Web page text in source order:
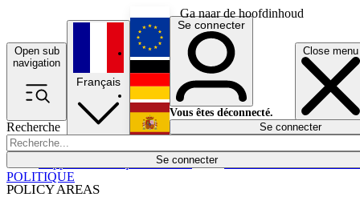
Ga naar de hoofdinhoud
Open sub
navigation
Close menu
Recherche
Se connecter
POLICY AREAS
Économie
Français
English
Deutsch
Español
Se connecter
Vous êtes déconnecté.
Se connecter
POLITIQUE